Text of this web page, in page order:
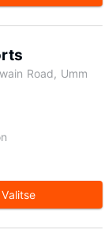
Road, Umm
Valitse